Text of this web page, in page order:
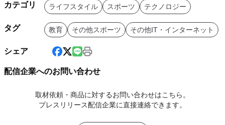
カテゴリ ライフスタイル スポーツ テクノロジー
タグ 教育 その他スポーツ その他IT・インターネット
シェア
配信企業へのお問い合わせ
取材依頼・商品に対するお問い合わせはこちら。
プレスリリース配信企業に直接連絡できます。